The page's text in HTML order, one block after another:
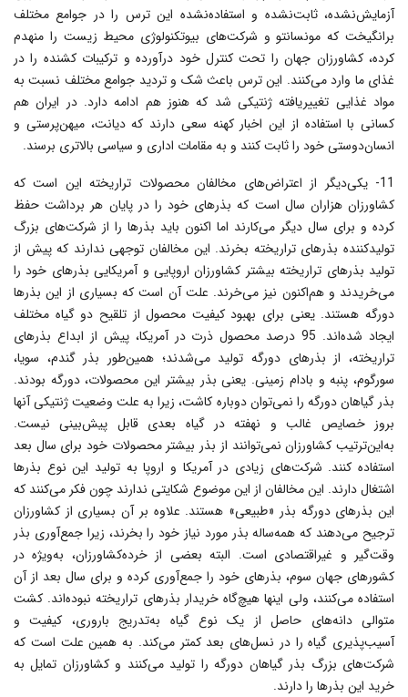
آزمایش‌نشده، ثابت‌نشده و استفاده‌نشده این ترس را در جوامع مختلف
برانگیخت که مونسانتو و شرکت‌هاى بیوتکنولوژى محیط زیست را منهدم
کرده، کشاورزان جهان را تحت کنترل خود درآورده و ترکیبات کشنده را در
غذاى ما وارد مى‌کنند. این ترس باعث شک و تردید جوامع مختلف نسبت به
مواد غذایى تغییریافته ژنتیکی شد که هنوز هم ادامه دارد. در ایران هم
کسانى با استفاده از این اخبار کهنه سعى دارند که دیانت، میهن‌پرستى و
انسان‌دوستى خود را ثابت کنند و به مقامات ادارى و سیاسى بالاترى برسند.
11- یکى‌دیگر از اعتراض‌هاى مخالفان محصولات تراریخته این است که
کشاورزان هزاران سال است که بذرهاى خود را در پایان هر برداشت حفظ
کرده و براى سال دیگر مى‌کارند‌ اما اکنون باید بذرها را از شرکت‌هاى بزرگ
تولیدکننده بذرهاى تراریخته بخرند. این مخالفان توجهى ندارند که پیش از
تولید بذرهاى تراریخته بیشتر کشاورزان اروپایى و آمریکایى بذرهاى خود را
مى‌خریدند و هم‌اکنون نیز مى‌خرند. علت آن است که بسیارى از این بذرها
دورگه هستند. یعنى براى بهبود کیفیت محصول از تلقیح دو گیاه مختلف
ایجاد شده‌اند. 95 درصد محصول ذرت در آمریکا، پیش از ابداع بذرهاى
تراریخته، از بذرهاى دورگه تولید مى‌شدند؛ همین‌طور بذر گندم، سویا،
سورگوم، پنبه و بادام زمینى. یعنى بذر بیشتر این محصولات، دورگه بودند.
بذر گیاهان دورگه را نمى‌توان دوباره کاشت، زیرا به علت وضعیت ژنتیکى آنها
بروز خصایص غالب و نهفته در گیاه بعدى قابل پیش‌بینى نیست.
به‌این‌ترتیب کشاورزان نمى‌توانند از بذر بیشتر محصولات خود براى سال بعد
استفاده کنند. شرکت‌هاى زیادى در آمریکا و اروپا به تولید این نوع بذرها
اشتغال دارند. این مخالفان از این موضوع شکایتى ندارند چون فکر مى‌کنند که
این بذرهاى دورگه بذر «طبیعى» هستند. علاوه بر آن بسیارى از کشاورزان
ترجیح مى‌دهند که همه‌ساله بذر مورد نیاز خود را بخرند، زیرا جمع‌آورى بذر
وقت‌گیر و غیراقتصادى است. البته بعضى از خرده‌کشاورزان، به‌ویژه در
کشورهاى جهان سوم، بذرهاى خود را جمع‌آورى کرده و براى سال بعد از آن
استفاده مى‌کنند، ولى اینها هیچ‌گاه خریدار بذرهاى تراریخته نبوده‌اند. کشت
متوالى دانه‌هاى حاصل از یک نوع گیاه به‌تدریج بارورى، کیفیت و
آسیب‌پذیرى گیاه را در نسل‌هاى بعد کمتر مى‌کند. به همین علت است که
شرکت‌هاى بزرگ بذر گیاهان دورگه را تولید مى‌کنند و کشاورزان تمایل به
خرید این بذرها را دارند.